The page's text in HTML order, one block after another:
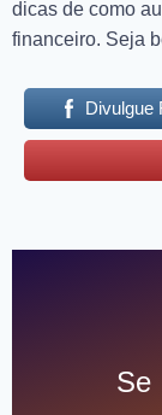
dicas de como
financeiro. Seja
Divulgue
Se